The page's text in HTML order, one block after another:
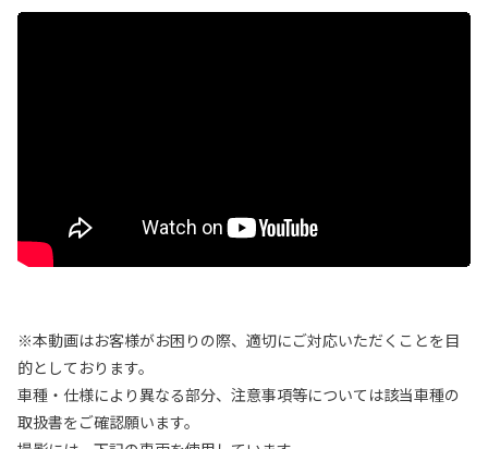
※本動画はお客様がお困りの際、適切にご対応いただくことを目
的としております。
車種・仕様により異なる部分、注意事項等については該当車種の
取扱書をご確認願います。